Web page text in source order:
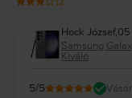
Hock József,
Samsung
Kiváló
5/5